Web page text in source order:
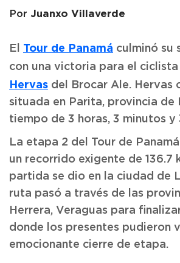
Por Juanxo Villaverde
El Tour de Panamá culminó su
con una victoria para el ciclista
Hervas del Brocar Ale. Hervas
situada en Parita, provincia de
tiempo de 3 horas, 3 minutos y
La etapa 2 del Tour de
un recorrido exigente de 136.7
partida se dio en la ciudad de
ruta pasó a través de las
Herrera, Veraguas para
donde los presentes pudieron
emocionante cierre de etapa.